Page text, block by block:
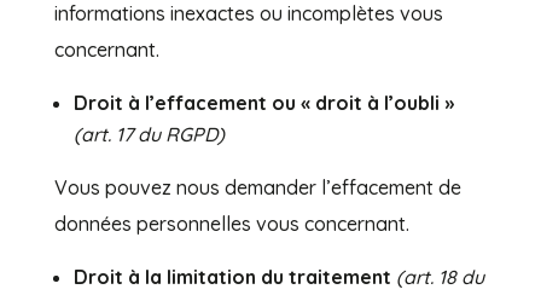
informations inexactes ou incomplètes vous
concernant.
Droit à l’effacement ou « droit à l’oubli »
(art. 17 du RGPD)
Vous pouvez nous demander l’effacement de
données personnelles vous concernant.
Droit à la limitation du traitement (art. 18 du